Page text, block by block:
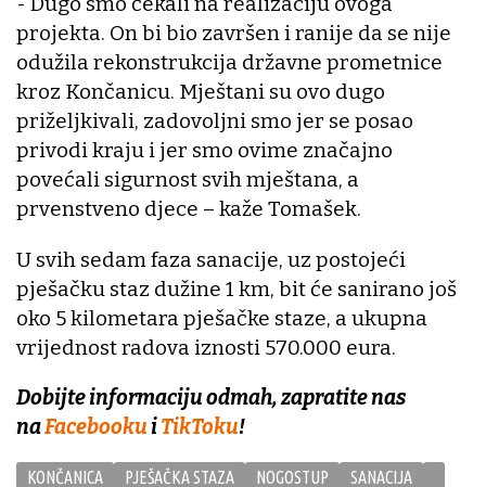
projekta. On bi bio završen i ranije da se nije
odužila rekonstrukcija državne prometnice
kroz Končanicu. Mještani su ovo dugo
priželjkivali, zadovoljni smo jer se posao
privodi kraju i jer smo ovime značajno
povećali sigurnost svih mještana, a
prvenstveno djece – kaže Tomašek.
U svih sedam faza sanacije, uz postojeći
pješačku staz dužine 1 km, bit će sanirano još
oko 5 kilometara pješačke staze, a ukupna
vrijednost radova iznosti 570.000 eura.
Dobijte informaciju odmah, zapratite nas
naFacebookuiTikToku!
KONČANICA PJEŠAČKA STAZA NOGOSTUP SANACIJA